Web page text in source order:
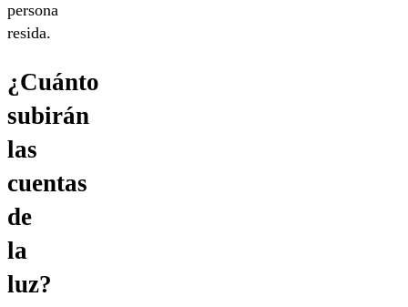
persona
resida.
¿Cuánto
subirán
las
cuentas
de
la
luz?